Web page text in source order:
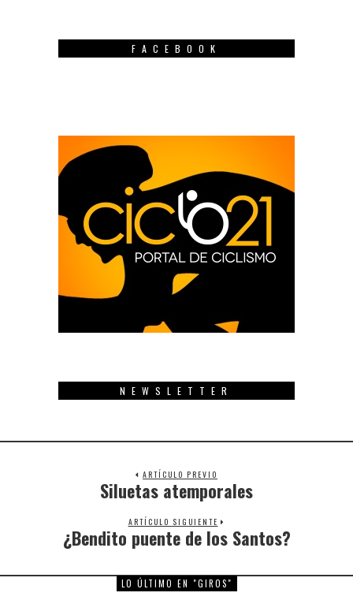
FACEBOOK
NEWSLETTER
ARTÍCULO PREVIO
Previous
post:
Siluetas atemporales
ARTÍCULO SIGUIENTE
Next
¿Bendito puente de los Santos?
LO ÚLTIMO EN "GIROS"